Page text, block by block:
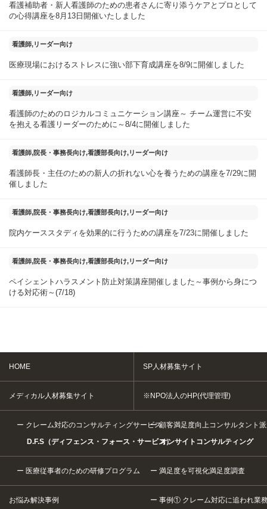
看護補助者・新人看護師のための患者さんに寄り添うケアとプロとして
の心得講座を8月13日開催いたしました
2025年08月10日
看護師,リーダー向け
医療現場におけるストレスに強い部下育成講座を8/9に開催しました
2025年08月05日
看護師,リーダー向け
看護師のためのロジカルコミュニケーション講座～ チーム運営に不安
を抱える看護リーダーのために～8/4に開催しました
2025年07月30日
看護師,院長・事務長向け,看護部長向け,リーダー向け
看護師長・主任のための新人の折れない心を養うための講座を7/29に開
催しました
2025年07月25日
看護師,院長・事務長向け,看護部長向け,リーダー向け
院内ケーススタディを効果的に行うための講座を7/23に開催しました
2025年07月20日
看護師,院長・事務長向け,看護部長向け,リーダー向け
ペイシェントハラスメント防止対策講座開催しました～事例から身につ
ける対応術～(7/18)
HOME SP人材募集サイト
メディカル人材募集サイト ※NPO法人のHP(代理管理)
クレーム対応のコンサルティングサービス
D.F.S（ディフェンス・フォース・サービス）
顧客満足度向上コンサルタント
オンサイトコンサルティング
医療従事者のための研修プログラム 満足度を可視化満足度調査
お悩み解決事例 事例① クレーム対応に追われ業